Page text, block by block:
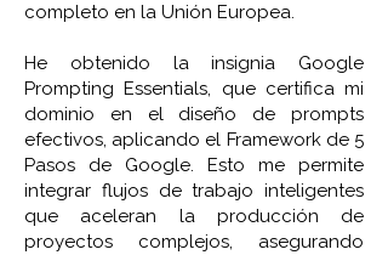
completo en la Unión Europea.
He obtenido la insignia Google
Prompting Essentials, que certifica mi
dominio en el diseño de prompts
efectivos, aplicando el Framework de 5
Pasos de Google. Esto me permite
integrar flujos de trabajo inteligentes
que aceleran la producción de
proyectos complejos, asegurando